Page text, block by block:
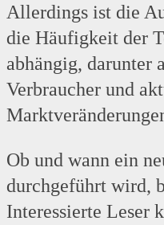
Allerdings ist die
die Häufigkeit der
abhängig, darunter
Verbraucher und
Ob und wann ein
durchgeführt wird,
Interessierte Leser